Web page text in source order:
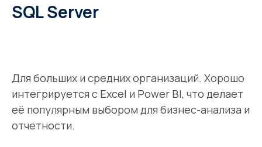
SQL Server
Для больших и средних организаций. Хорошо
интегрируется с Excel и Power BI, что делает
её популярным выбором для бизнес-анализа и
отчетности.